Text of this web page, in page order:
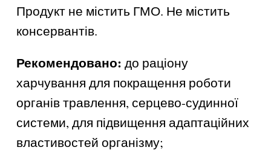
Продукт не містить ГМО. Не містить
консервантів.
Рекомендовано: до раціону
харчування для покращення роботи
органів травлення, серцево-судинної
системи, для підвищення адаптаційних
властивостей організму;